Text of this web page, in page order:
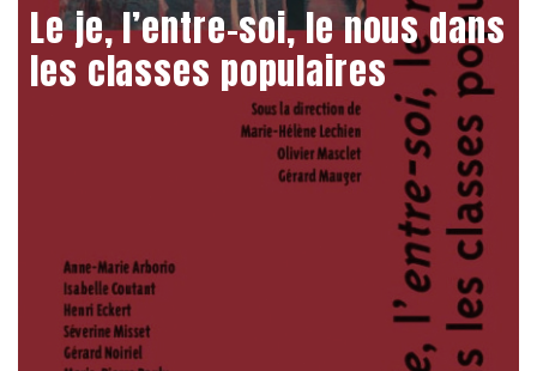
Le je, l’entre-soi, le nous dans
les classes populaires